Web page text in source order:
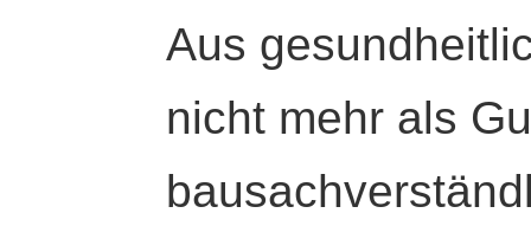
Aus
nicht mehr als